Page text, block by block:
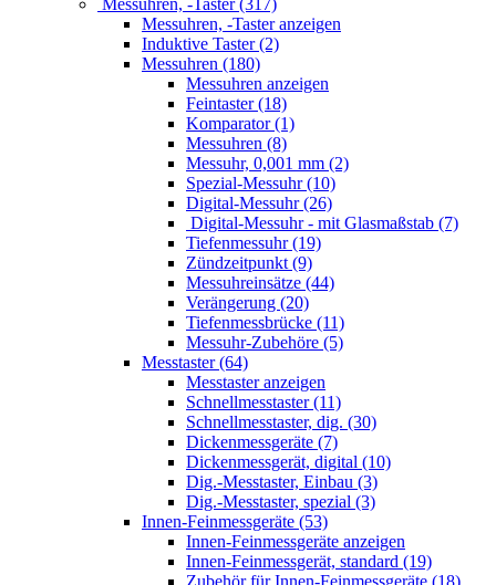
Messuhren, -Taster anzeigen
Induktive Taster (2)
Messuhren (180)
Messuhren anzeigen
Feintaster (18)
Komparator (1)
Messuhren (8)
Messuhr, 0,001 mm (2)
Spezial-Messuhr (10)
Digital-Messuhr (26)
Digital-Messuhr - mit Glasmaßstab (7)
Tiefenmessuhr (19)
Zündzeitpunkt (9)
Messuhreinsätze (44)
Verängerung (20)
Tiefenmessbrücke (11)
Messuhr-Zubehöre (5)
Messtaster (64)
Messtaster anzeigen
Schnellmesstaster (11)
Schnellmesstaster, dig. (30)
Dickenmessgeräte (7)
Dickenmessgerät, digital (10)
Dig.-Messtaster, Einbau (3)
Dig.-Messtaster, spezial (3)
Innen-Feinmessgeräte (53)
Innen-Feinmessgeräte anzeigen
Innen-Feinmessgerät, standard (19)
Zubehör für Innen-Feinmessgeräte (18)